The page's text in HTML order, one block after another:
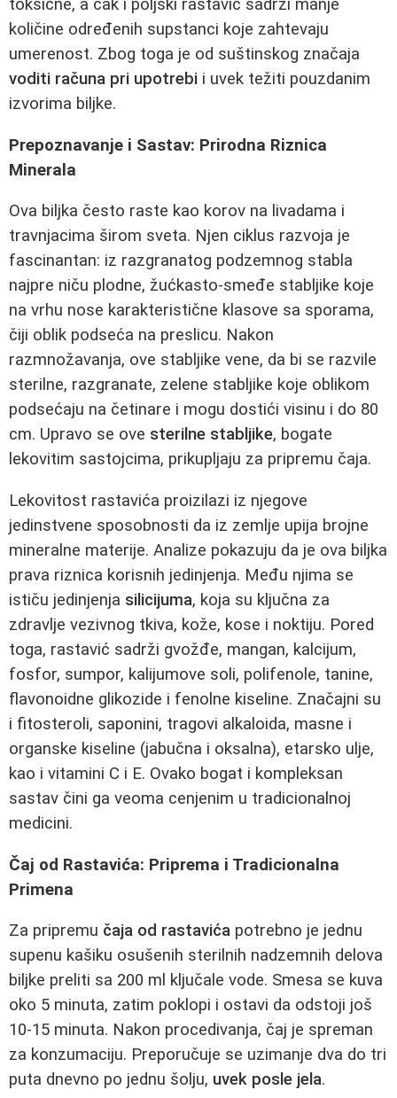
toksične, a čak i poljski rastavić sadrži manje
količine određenih supstanci koje zahtevaju
umerenost. Zbog toga je od suštinskog značaja
voditi računa pri upotrebi i uvek težiti pouzdanim
izvorima biljke.
Prepoznavanje i Sastav: Prirodna Riznica
Minerala
Ova biljka često raste kao korov na livadama i
travnjacima širom sveta. Njen ciklus razvoja je
fascinantan: iz razgranatog podzemnog stabla
najpre niču plodne, žućkasto-smeđe stabljike koje
na vrhu nose karakteristične klasove sa sporama,
čiji oblik podseća na preslicu. Nakon
razmnožavanja, ove stabljike vene, da bi se razvile
sterilne, razgranate, zelene stabljike koje oblikom
podsećaju na četinare i mogu dostići visinu i do 80
cm. Upravo se ove sterilne stabljike, bogate
lekovitim sastojcima, prikupljaju za pripremu čaja.
Lekovitost rastavića proizilazi iz njegove
jedinstvene sposobnosti da iz zemlje upija brojne
mineralne materije. Analize pokazuju da je ova biljka
prava riznica korisnih jedinjenja. Među njima se
ističu jedinjenja silicijuma, koja su ključna za
zdravlje vezivnog tkiva, kože, kose i noktiju. Pored
toga, rastavić sadrži gvožđe, mangan, kalcijum,
fosfor, sumpor, kalijumove soli, polifenole, tanine,
flavonoidne glikozide i fenolne kiseline. Značajni su
i fitosteroli, saponini, tragovi alkaloida, masne i
organske kiseline (jabučna i oksalna), etarsko ulje,
kao i vitamini C i E. Ovako bogat i kompleksan
sastav čini ga veoma cenjenim u tradicionalnoj
medicini.
Čaj od Rastavića: Priprema i Tradicionalna
Primena
Za pripremu čaja od rastavića potrebno je jednu
supenu kašiku osušenih sterilnih nadzemnih delova
biljke preliti sa 200 ml ključale vode. Smesa se kuva
oko 5 minuta, zatim poklopi i ostavi da odstoji još
10-15 minuta. Nakon procedivanja, čaj je spreman
za konzumaciju. Preporučuje se uzimanje dva do tri
puta dnevno po jednu šolju, uvek posle jela.